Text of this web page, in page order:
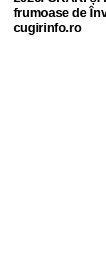
frumoase de
cugirinfo.ro